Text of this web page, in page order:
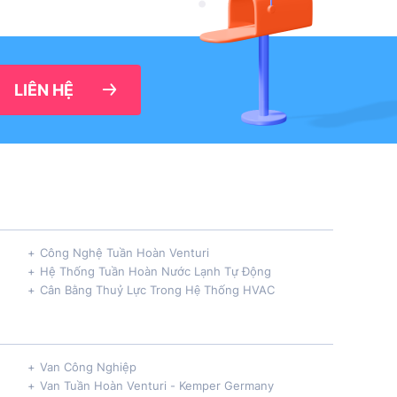
LIÊN HỆ
Công Nghệ Tuần Hoàn Venturi
Hệ Thống Tuần Hoàn Nước Lạnh Tự Động
Cân Bằng Thuỷ Lực Trong Hệ Thống HVAC
Van Công Nghiệp
Van Tuần Hoàn Venturi - Kemper Germany